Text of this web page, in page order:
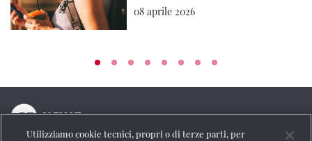
08 aprile 2026
Utilizziamo cookie tecnici, propri o di terze parti, per